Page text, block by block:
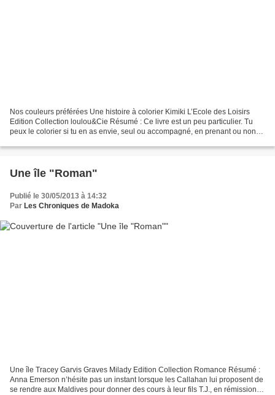
Nos couleurs préférées Une histoire à colorier Kimiki L’Ecole des Loisirs
Edition Collection loulou&Cie Résumé : Ce livre est un peu particulier. Tu
peux le colorier si tu en as envie, seul ou accompagné, en prenant ou non
Une île "Roman"
Publié le 30/05/2013 à 14:32
Par Les Chroniques de Madoka
Une île Tracey Garvis Graves Milady Edition Collection Romance Résumé :
Anna Emerson n’hésite pas un instant lorsque les Callahan lui proposent de
se rendre aux Maldives pour donner des cours à leur fils T.J., en rémission